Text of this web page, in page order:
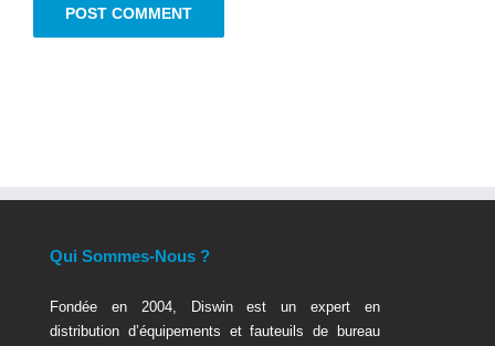
Qui Sommes-Nous ?
Fondée en 2004, Diswin est un expert en
distribution d’équipements et fauteuils de bureau